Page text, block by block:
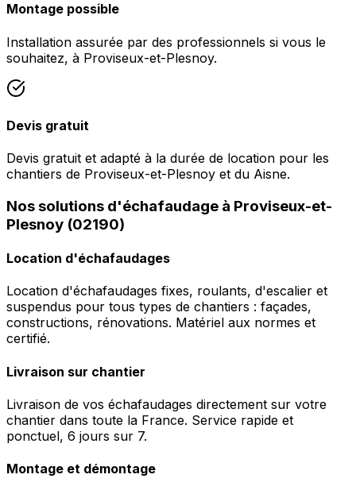
Montage possible
Installation assurée par des professionnels si vous le
souhaitez, à Proviseux-et-Plesnoy.
Devis gratuit
Devis gratuit et adapté à la durée de location pour les
chantiers de Proviseux-et-Plesnoy et du Aisne.
Nos solutions d'échafaudage à Proviseux-et-
Plesnoy (02190)
Location d'échafaudages
Location d'échafaudages fixes, roulants, d'escalier et
suspendus pour tous types de chantiers : façades,
constructions, rénovations. Matériel aux normes et
certifié.
Livraison sur chantier
Livraison de vos échafaudages directement sur votre
chantier dans toute la France. Service rapide et
ponctuel, 6 jours sur 7.
Montage et démontage